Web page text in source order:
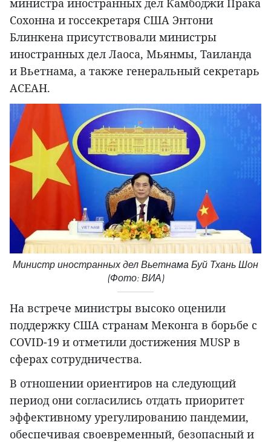
министра иностранных дел Камбоджи Прака
Сохонна и госсекретаря США Энтони
Блинкена присутствовали министры
иностранных дел Лаоса, Мьянмы, Таиланда
и Вьетнама, а также генеральный секретарь
АСЕАН.
Министр иностранных дел Вьетнама Буй Тхань Шон
(Фото: ВИА)
На встрече министры высоко оценили
поддержку США странам Меконга в борьбе с
COVID-19 и отметили достижения MUSP в
сферах сотрудничества.
В отношении ориентиров на следующий
период они согласились отдать приоритет
эффективному урегулированию пандемии,
обеспечивая своевременный, безопасный и